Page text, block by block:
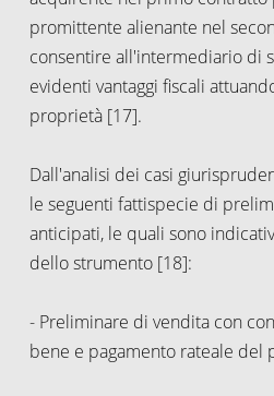
promittente alienante nel
consentire all'intermediario di
evidenti vantaggi fiscali
proprietà [17].
Dall'analisi dei casi
le seguenti fattispecie di
anticipati, le quali sono
dello strumento [18]:
- Preliminare di vendita con
bene e pagamento rateale del